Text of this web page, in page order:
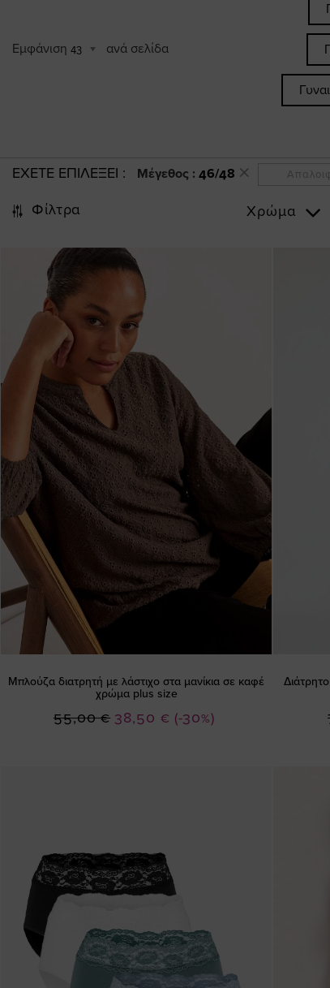
Εμφάνιση 43 ανά σελίδα
ΕΧΕΤΕ ΕΠΙΛΕΞΕΙ Μέγεθος : 46/48
Φίλτρα Χρώμα
Μπλούζα διατρητή με λάστιχο στα μανίκια σε καφέ
χρώμα plus size
(-30%)
Ειδική
38,50 €
55,00 €